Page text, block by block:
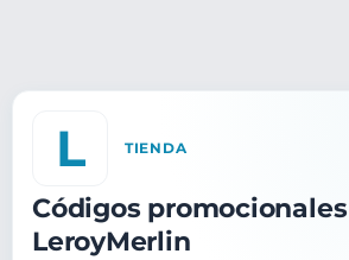
L TIENDA
Códigos promocionales
LeroyMerlin